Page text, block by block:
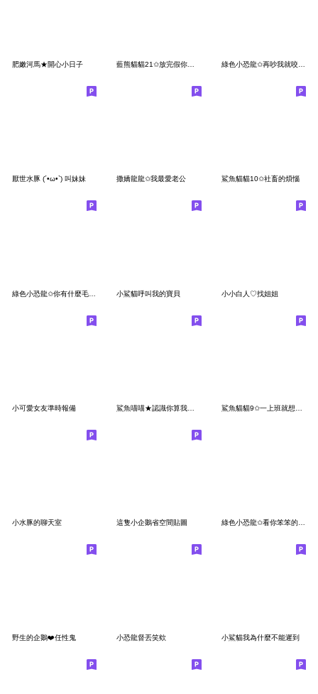
肥嫩河馬★開心小日子 綠色小恐龍✩再吵我就咬你呀✩
厭世水豚 (´•ω•`) 叫妹妹 撒嬌龍龍✩我最愛老公 鯊魚貓貓10✩社畜的煩惱
小鯊貓呼叫我的寶貝 小小白人♡找姐姐
小可愛女友準時報備
小水豚的聊天室 這隻小企鵝省空間貼圖 綠色小恐龍✩看你笨笨的可愛疊字✩
野生的企鵝❤️任性鬼 小恐龍督丟笑欸 小鯊貓我為什麼不能遲到